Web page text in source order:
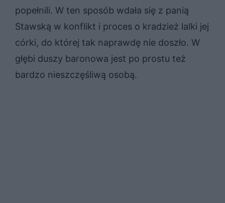
popełnili. W ten sposób wdała się z panią
Stawską w konflikt i proces o kradzież lalki jej
córki, do której tak naprawdę nie doszło. W
głębi duszy baronowa jest po prostu też
bardzo nieszczęśliwą osobą.